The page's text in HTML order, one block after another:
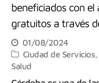
beneficiados con
gratuitos a través
01/08/2024
Ciudad de Servicios
Salud